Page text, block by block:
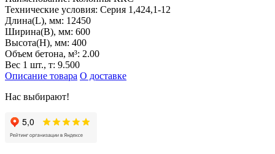
Технические условия: Серия 1,424,1-12
Длина(L), мм: 12450
Ширина(B), мм: 600
Высота(H), мм: 400
Объем бетона, м³: 2.00
Вес 1 шт., т: 9.500
Описание товара О доставке
Нас выбирают!